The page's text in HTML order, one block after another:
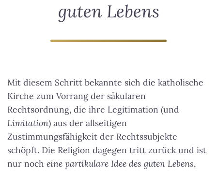
guten Lebens
Mit diesem Schritt bekannte sich die katholische
Kirche zum Vorrang der säkularen
Rechtsordnung, die ihre Legitimation (und
Limitation) aus der allseitigen
Zustimmungsfähigkeit der Rechtssubjekte
schöpft. Die Religion dagegen tritt zurück und ist
nur noch eine partikulare Idee des guten Lebens,